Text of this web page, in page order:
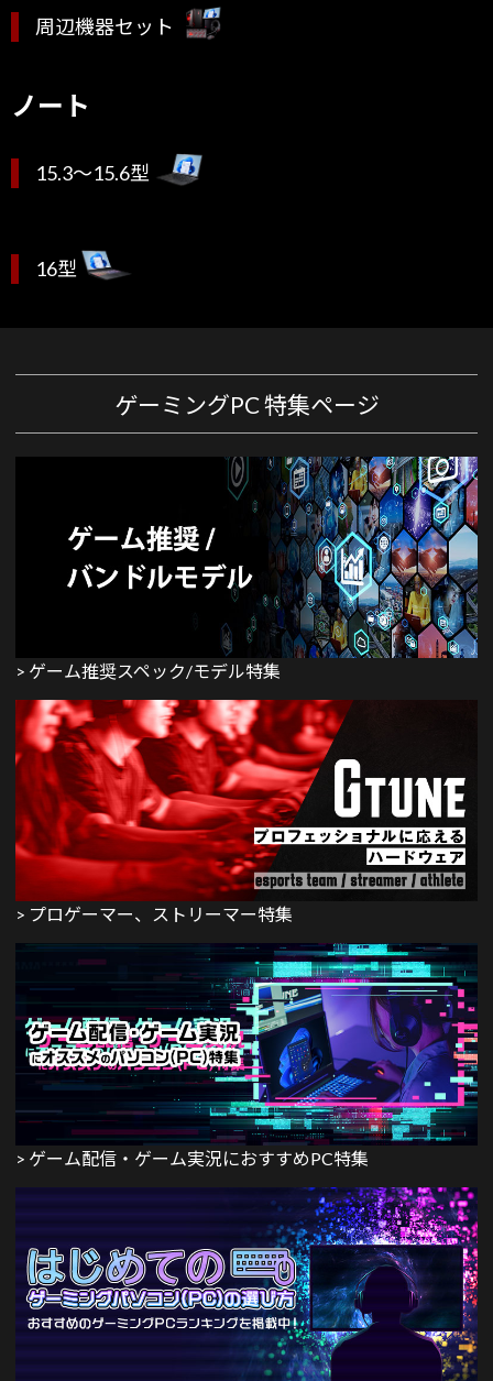
周辺機器セット
ノート
15.3～15.6型
16型
ゲーミングPC 特集ページ
> ゲーム推奨スペック/モデル特集
> プロゲーマー、ストリーマー特集
> ゲーム配信・ゲーム実況におすすめPC特集